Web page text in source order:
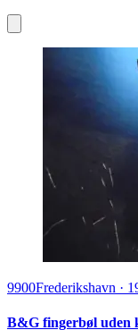
9900Frederikshavn ·
B&G fingerbøl uden